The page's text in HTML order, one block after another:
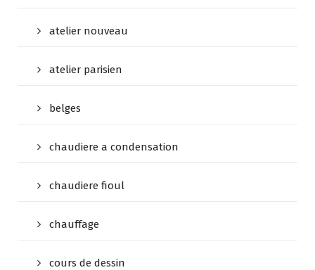
atelier nouveau
atelier parisien
belges
chaudiere a condensation
chaudiere fioul
chauffage
cours de dessin